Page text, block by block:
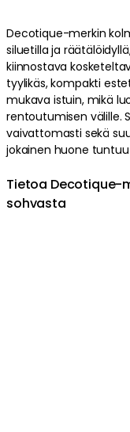
Decotique-merkin
siluetilla ja
kiinnostava
tyylikäs, kompakti
mukava istuin, mikä
rentoutumisen välille.
vaivattomasti sekä
jokainen huone
Tietoa Decotique-
sohvasta